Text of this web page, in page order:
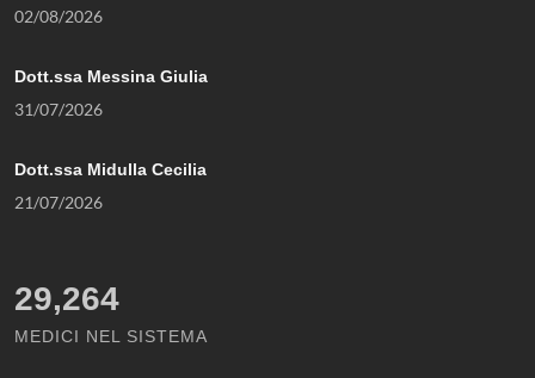
02/08/2026
Dott.ssa Messina Giulia
31/07/2026
Dott.ssa Midulla Cecilia
21/07/2026
29,264
MEDICI NEL SISTEMA